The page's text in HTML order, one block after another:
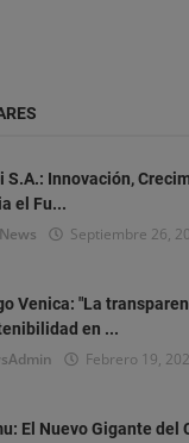
S.A.: Innovación,
el Fu...
Septiembre 26,
Venica: "La
en ...
Febrero 19,
El Nuevo Gigante del